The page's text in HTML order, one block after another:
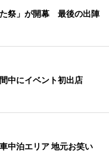
祭」が開幕 最後の出陣
中にイベント初出店
中泊エリア 地元お笑い